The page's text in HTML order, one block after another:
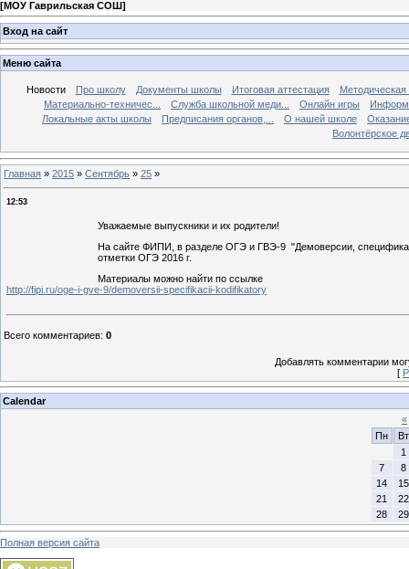
[МОУ Гаврильская СОШ]
Вход на сайт
Меню сайта
Новости Про школу Документы школы Итоговая аттестация
Методическая
Материально-техничес...
Служба школьной меди... Онлайн игры
Локальные акты школы
Предписания органов,... О нашей школе
Волонтёрское
Главная » 2015 » Сентябрь » 25 »
12:53
Уважаемые выпускники и их родители!
На сайте ФИПИ, в разделе ОГЭ и ГВЭ-9 "Демоверсии,
отметки ОГЭ 2016 г.
Материалы можно найти по ссылке
http://fipi.ru/oge-i-gve-9/demoversii-specifikacii-kodifikatory
Всего комментариев: 0
Добавлять комментарии
[
Calendar
«
Пн
Вт
1
7
8
14
15
21
22
28
29
Полная версия сайта